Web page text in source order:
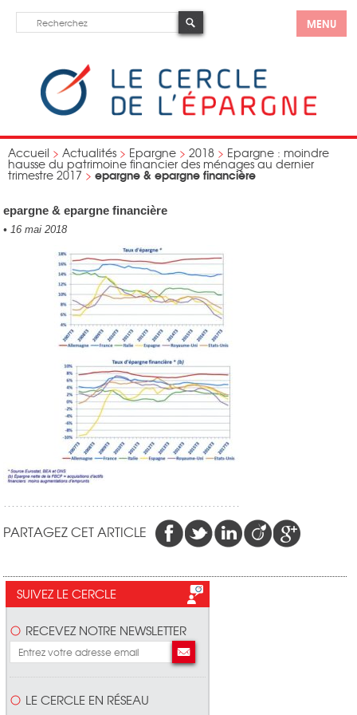
MENU
Accueil > Actualités > Epargne > 2018 > Epargne : moindre
hausse du patrimoine financier des ménages au dernier
trimestre 2017 > epargne & epargne financière
epargne & epargne financière
• 16 mai 2018
PARTAGEZ CET ARTICLE
SUIVEZ LE CERCLE
RECEVEZ NOTRE NEWSLETTER
LE CERCLE EN RÉSEAU